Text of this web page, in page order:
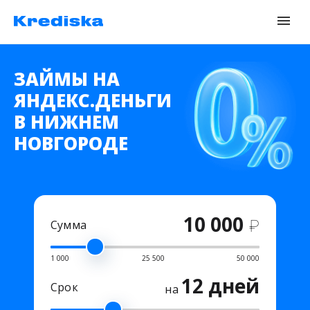
ЗАЙМЫ НА
ЯНДЕКС.ДЕНЬГИ
В НИЖНЕМ
НОВГОРОДЕ
Сумма 10 000 ₽
1 000 25 500 50 000
Срок на 12 дней